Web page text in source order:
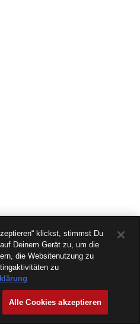
klickst, stimmst Du
Deinem Gerät zu, um die
die Websitenutzung zu
zu
Alle Cookies akzeptieren